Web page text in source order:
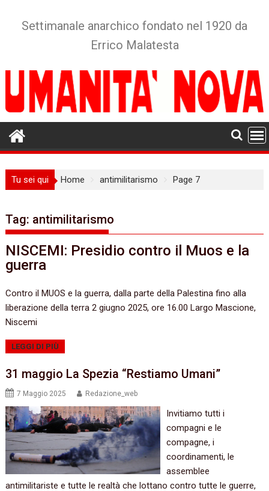
Settimanale anarchico fondato nel 1920 da
Errico Malatesta
Tu sei qui Home antimilitarismo Page 7
Tag: antimilitarismo
NISCEMI: Presidio contro il Muos e la
guerra
Contro il MUOS e la guerra, dalla parte della Palestina fino alla
liberazione della terra 2 giugno 2025, ore 16.00 Largo Mascione,
Niscemi
LEGGI DI PIÙ
31 maggio La Spezia “Restiamo Umani”
7 Maggio 2025 Redazione_web
Invitiamo tutti i
compagni e le
compagne, i
coordinamenti, le
assemblee
antimilitariste e tutte le realtà che lottano contro tutte le guerre,